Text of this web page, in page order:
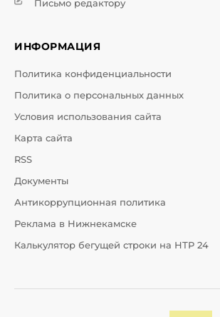
Письмо редактору
ИНФОРМАЦИЯ
Политика конфиденциальности
Политика о персональных данных
Условия использования сайта
Карта сайта
RSS
Документы
Антикоррупционная политика
Реклама в Нижнекамске
Калькулятор бегущей строки на НТР 24